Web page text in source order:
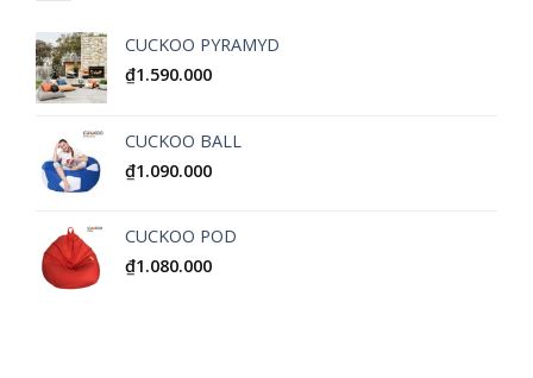
CUCKOO PYRAMYD
₫1.590.000
CUCKOO BALL
₫1.090.000
CUCKOO POD
₫1.080.000